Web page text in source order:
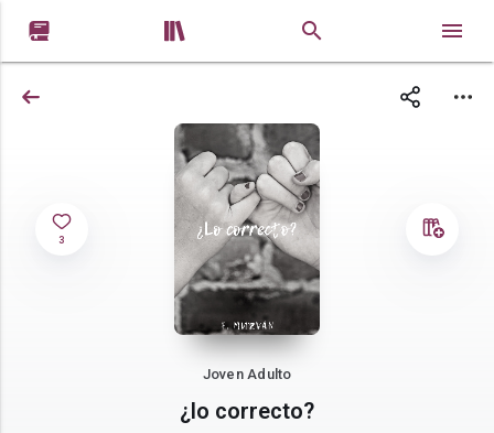
 
3
Joven Adulto
¿lo correcto?